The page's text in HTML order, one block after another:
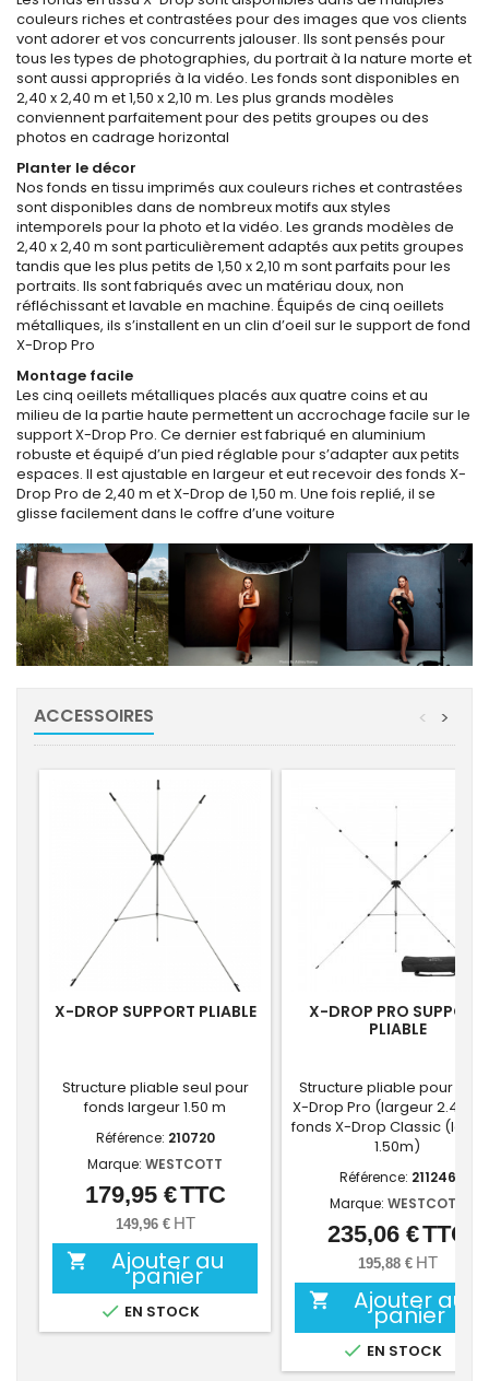
couleurs riches et contrastées pour des images que vos clients
vont adorer et vos concurrents jalouser. Ils sont pensés pour
tous les types de photographies, du portrait à la nature morte et
sont aussi appropriés à la vidéo. Les fonds sont disponibles en
2,40 x 2,40 m et 1,50 x 2,10 m. Les plus grands modèles
conviennent parfaitement pour des petits groupes ou des
photos en cadrage horizontal
Planter le décor
Nos fonds en tissu imprimés aux couleurs riches et contrastées
sont disponibles dans de nombreux motifs aux styles
intemporels pour la photo et la vidéo. Les grands modèles de
2,40 x 2,40 m sont particulièrement adaptés aux petits groupes
tandis que les plus petits de 1,50 x 2,10 m sont parfaits pour les
portraits. Ils sont fabriqués avec un matériau doux, non
réfléchissant et lavable en machine. Équipés de cinq oeillets
métalliques, ils s’installent en un clin d’oeil sur le support de fond
X-Drop Pro
Montage facile
Les cinq oeillets métalliques placés aux quatre coins et au
milieu de la partie haute permettent un accrochage facile sur le
support X-Drop Pro. Ce dernier est fabriqué en aluminium
robuste et équipé d’un pied réglable pour s’adapter aux petits
espaces. Il est ajustable en largeur et eut recevoir des fonds X-
Drop Pro de 2,40 m et X-Drop de 1,50 m. Une fois replié, il se
glisse facilement dans le coffre d’une voiture
ACCESSOIRES >
<
X-DROP SUPPORT PLIABLE
Structure pliable seul pour
fonds largeur 1.50 m
Référence: 210720
Marque: WESTCOTT
Prix
179,95 €TTC
149,96 € HT
 Ajouter au
panier
 EN STOCK
X-DROP PRO SUPPORT
PLIABLE
Structure pliable pour
X-Drop Pro (largeur
fonds X-Drop Classic
1.50m)
Référence: 211246
Marque: WESTCOTT
Prix
235,06 €TTC
195,88 € HT
 Ajouter au
panier
 EN STOCK